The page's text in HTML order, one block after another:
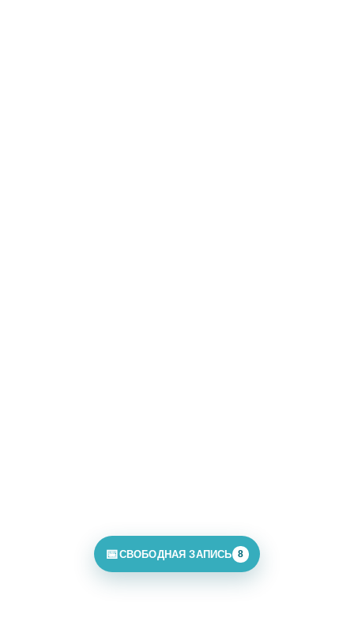
📅СВОБОДНАЯ ЗАПИСЬ 8